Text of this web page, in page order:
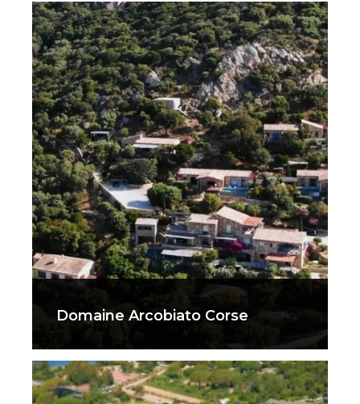
Domaine Arcobiato Corse